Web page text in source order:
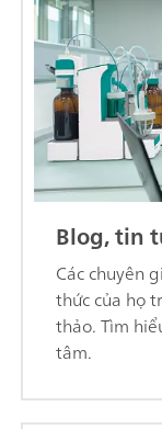
Blog, tin
Các chuyên
thức của họ
thảo. Tìm
tâm.